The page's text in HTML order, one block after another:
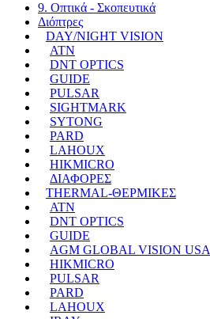
9. Οπτικά - Σκοπευτικά
Διόπτρες
DAY/NIGHT VISION
ATN
DNT OPTICS
GUIDE
PULSAR
SIGHTMARK
SYTONG
PARD
LAHOUX
HIKMICRO
ΔΙΑΦΟΡΕΣ
THERMAL-ΘΕΡΜΙΚΕΣ
ATN
DNT OPTICS
GUIDE
AGM GLOBAL VISION USA
HIKMICRO
PULSAR
PARD
LAHOUX